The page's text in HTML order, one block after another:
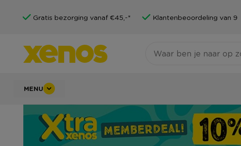
Gratis bezorging vanaf €45,-* Klantenbeoordeling van 9
MENU